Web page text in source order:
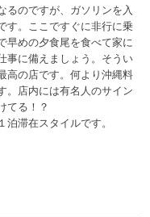
るのですが、ガソリンを入
す。ここですぐに非行に乗
早めの夕食尾を食べて家に
事に備えましょう。そうい
高の店です。何より沖縄料
。店内には有名人のサイン
てる！？
滞在スタイルです。